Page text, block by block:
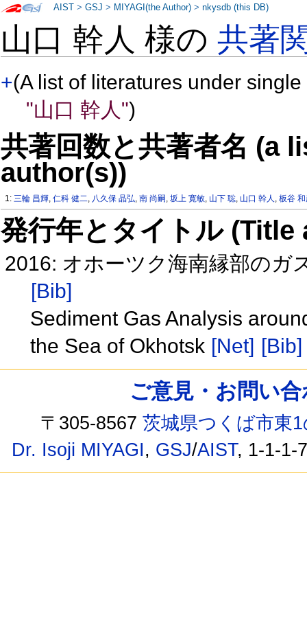
山口 幹人 様の共著
+(A list of literatures under
"山口 幹人")
共著回数と共著者名 (a
author(s))
1:三輪 昌輝,仁科 健二, 八久保 晶弘,南 尚嗣 ,坂上 寛敏, 山下 聡, 山口 幹人 ,板谷
発行年とタイトル
2016: オホーツク海南縁部のガ
[Bib]
Sediment Gas Analysis
the Sea of Okhotsk [Net] [Bib]
AIST >GSJ > MIYAGI(the Author) >nkysdb (this DB)
ご意見・お問い
〒305-8567茨城県つくば市東
Dr. Isoji MIYAGI, GSJ/AIST, 1-1-1-